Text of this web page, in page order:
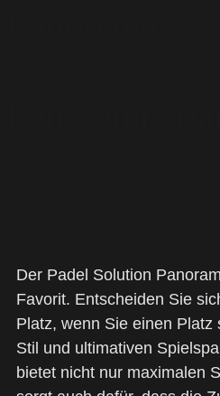
Der Padel Solution
Favorit. Entscheiden Sie
Platz, wenn Sie einen Platz
Stil und ultimativen
bietet nicht nur maximalen